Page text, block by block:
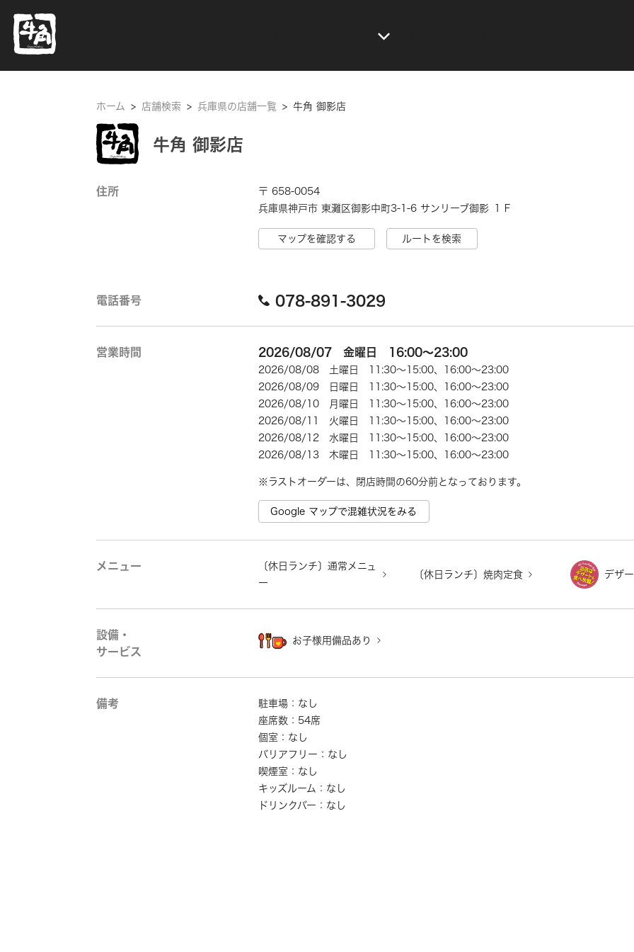
ホーム > 店舗検索 > 兵庫県の店舗一覧 > 牛角 御影店
牛角 御影店
住所
〒 658-0054
兵庫県神戸市 東灘区御影中町3-1-6 サンリーブ御影 １Ｆ
マップを確認する ルートを検索
電話番号 078-891-3029
営業時間 2026/08/07 金曜日 16:00～23:00
2026/08/08 土曜日 11:30～15:00、16:00～23:00
2026/08/09 日曜日 11:30～15:00、16:00～23:00
2026/08/10 月曜日 11:30～15:00、16:00～23:00
2026/08/11 火曜日 11:30～15:00、16:00～23:00
2026/08/12 水曜日 11:30～15:00、16:00～23:00
2026/08/13 木曜日 11:30～15:00、16:00～23:00
Google マップで混雑状況をみる
メニュー
〔休日ランチ〕通常メニュ
ー
〔休日ランチ〕焼肉定食 デザ
設備・
サービス
お子様用備品あり
備考
駐車場：なし
座席数：54席
個室：なし
バリアフリー：なし
喫煙室：なし
キッズルーム：なし
ドリンクバー：なし